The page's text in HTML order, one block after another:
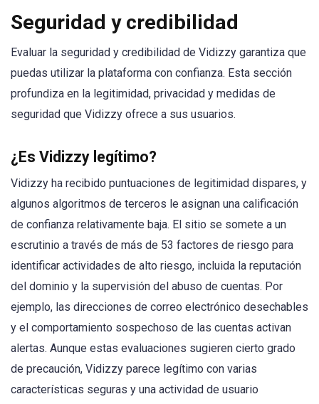
Seguridad y credibilidad
Evaluar la seguridad y credibilidad de Vidizzy garantiza que
puedas utilizar la plataforma con confianza. Esta sección
profundiza en la legitimidad, privacidad y medidas de
seguridad que Vidizzy ofrece a sus usuarios.
¿Es Vidizzy legítimo?
Vidizzy ha recibido puntuaciones de legitimidad dispares, y
algunos algoritmos de terceros le asignan una calificación
de confianza relativamente baja. El sitio se somete a un
escrutinio a través de más de 53 factores de riesgo para
identificar actividades de alto riesgo, incluida la reputación
del dominio y la supervisión del abuso de cuentas. Por
ejemplo, las direcciones de correo electrónico desechables
y el comportamiento sospechoso de las cuentas activan
alertas. Aunque estas evaluaciones sugieren cierto grado
de precaución, Vidizzy parece legítimo con varias
características seguras y una actividad de usuario